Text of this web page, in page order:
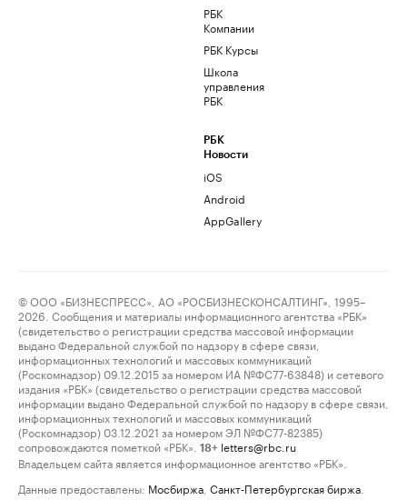
РБК
Компании
РБК Курсы
Школа
управления
РБК
РБК
Новости
iOS
Android
AppGallery
© ООО «БИЗНЕСПРЕСС», АО «РОСБИЗНЕСКОНСАЛТИНГ», 1995–
2026. Сообщения и материалы информационного агентства «РБК»
(свидетельство о регистрации средства массовой информации
выдано Федеральной службой по надзору в сфере связи,
информационных технологий и массовых коммуникаций
(Роскомнадзор) 09.12.2015 за номером ИА №ФС77-63848) и сетевого
издания «РБК» (свидетельство о регистрации средства массовой
информации выдано Федеральной службой по надзору в сфере связи,
информационных технологий и массовых коммуникаций
(Роскомнадзор) 03.12.2021 за номером ЭЛ №ФС77-82385)
сопровождаются пометкой «РБК».
18+ letters@rbc.ru
Владельцем сайта является информационное агентство «РБК».
Данные предоставлены: Мосбиржа Санкт-Петербургская биржа